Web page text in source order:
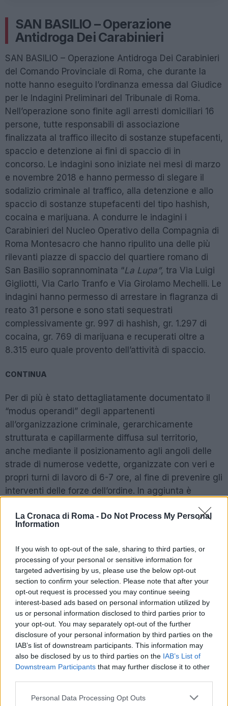
La Cronaca di Roma - Do Not Process My Personal
Information
If you wish to opt-out of the sale, sharing to third parties, or
processing of your personal or sensitive information for
targeted advertising by us, please use the below opt-out
section to confirm your selection. Please note that after your
opt-out request is processed you may continue seeing
interest-based ads based on personal information utilized by
us or personal information disclosed to third parties prior to
your opt-out. You may separately opt-out of the further
disclosure of your personal information by third parties on the
IAB’s list of downstream participants. This information may
also be disclosed by us to third parties on the IAB’s List of
Downstream Participants that may further disclose it to other
Please note that this website/app uses one or more Google
Personal Data Processing Opt Outs
SAN BASILIO – Operazione
Antidroga Dei Carabinieri
SAN BASILIO – Operazione Antidroga Dei Carabinieri
del Comando Provinciale di Roma, che durante la
notte hanno eseguito l’ordinanza emessa dal Giudice
per le Indagini Preliminari del Tribunale di Roma.
Nell’operazione sono finite agli arresti domiciliari 16
persone, tutte responsabili di associazione
finalizzata al traffico illecito di sostanze stupefacenti,
spaccio e detenzione ai fini di spaccio di in
concorso. Le indagini sono iniziate nei mesi di marzo
e novembre 2018 e hanno permesso di slegare il
sodalizio criminale al traffico, alla detenzione e allo
spaccio di sostanze stupefacenti del tipo hashish,
cocaina e marijuana. A condurre le indagini i
Carabinieri del Nucleo Operativo della Compagnia di
Roma Montesacro che hanno ripulito una delle più
rilevanti piazze di spaccio del quartiere romano di
San Basilio soprannominata “La Lupa”, tra Via Luigi
Gigliotti, Via Carlo Tranfo e Via Girolamo Mechelli. Le
indagini hanno permesso di arrestare in flagranza di
reato 31 persone e sono stati sequestrati
complessivamente gr. 997 di hashish, gr. 1.297 di
cocaina, gr. 769 di marijuana e recuperati oltre a
8.315 euro quale provento dell’attività di spaccio.
CONTINUA
Per di più è stato dettagliatamente documentato il
“modus operandi” degli appartenenti
all’organizzazione criminale, gerarchicamente
strutturata e capillarmente diffusa sul territorio,
anche mediante il posizionamento agli angoli delle
strade di numerose vedette, organizzate con veri e
propri turni di lavoro di 6-7 ore, al fine di prevenire gli
interventi delle forze dell’ordine. In aggiunta è
quartieri si recavano presso un condominio di Via
droga da rivendere successivamente presso altre
“piazze di spaccio” di riferimento. Singolare la
modalità di occultamento dello stupefacente
all’interno del vano ascensore dello stabile
condominiale.
IDENTIFICAZIONE
Le indagini hanno consentito di identificare l’uomo al
vertice dell’organizzazione criminale, il cui fratello fu
ritenuto al vertice di un’altra organizzazione
giugno 2020 dai Carabinieri della Compagnia di